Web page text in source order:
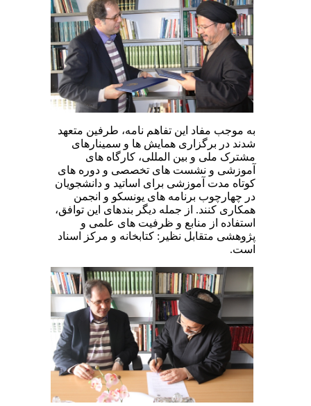
به موجب مفاد این تفاهم نامه، طرفین متعهد
شدند در برگزاری همایش ها و سمینارهای
مشترک ملی و بین المللی، کارگاه های
آموزشی و نشست های تخصصی و دوره های
کوتاه مدت آموزشی برای اساتید و دانشجویان
در چهارچوب برنامه های یونسکو و انجمن
همکاری کنند. از جمله دیگر بندهای این توافق،
استفاده از منابع و ظرفیت های علمی و
پژوهشی متقابل نظیر: کتابخانه و مرکز اسناد
است.